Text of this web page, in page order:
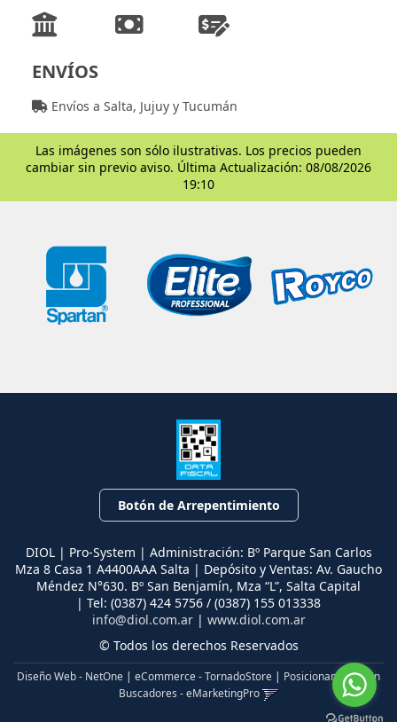
ENVÍOS
Envíos a Salta, Jujuy y Tucumán
Las imágenes son sólo ilustrativas. Los precios pueden
cambiar sin previo aviso. Última Actualización: 08/08/2026
19:10
Botón de Arrepentimiento
DIOL | Pro-System | Administración: Bº Parque San Carlos
Mza 8 Casa 1 A4400AAA Salta | Depósito y Ventas: Av. Gaucho
Méndez N°630. Bº San Benjamín, Mza “L”, Salta Capital
| Tel: (0387) 424 5756 / (0387) 155 013338
info@diol.com.ar| www.diol.com.ar
© Todos los derechos Reservados
Diseño Web - NetOne | eCommerce - TornadoStore | Posicionamiento en
Buscadores - eMarketingPro